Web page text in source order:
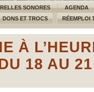
SONORES
AGENDA
DONS ET TROCS RÉEMPLOI
À
18 AU